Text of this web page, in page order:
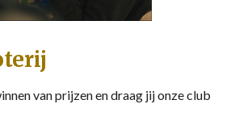
van prijzen en draag jij onze club